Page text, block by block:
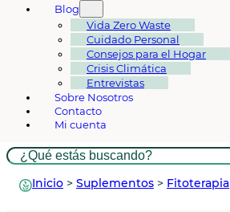
Blog
Vida Zero Waste
Cuidado Personal
Consejos para el Hogar
Crisis Climática
Entrevistas
Sobre Nosotros
Contacto
Mi cuenta
Buscar
Inicio > Suplementos > Fitoterapia